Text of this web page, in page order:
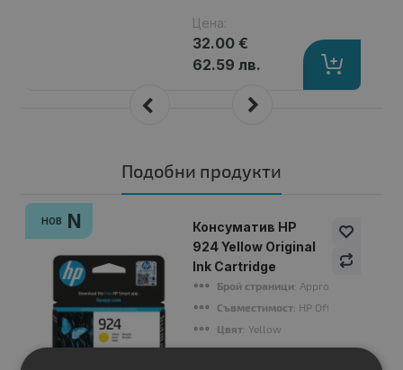
Цена:
32.00 €
62.59 лв.
Подобни продукти
НОВ N
Консуматив HP
924 Yellow Original
Ink Cartridge
Брой страници: Approx. 400 pages
Съвместимост: HP OfficeJet Pro
Цвят: Yellow
Статус: Нов